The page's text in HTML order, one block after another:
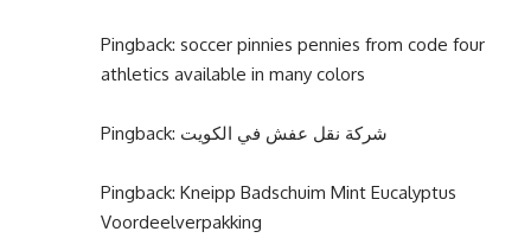
Pingback: soccer pinnies pennies from code four
athletics available in many colors
Pingback: شركة نقل عفش في الكويت
Pingback: Kneipp Badschuim Mint Eucalyptus
Voordeelverpakking